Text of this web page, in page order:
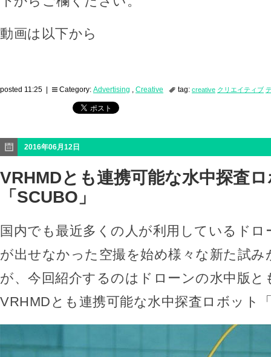
動画は以下から
posted 11:25 | Category: Advertising , Creative tag: creative クリエイティブ
2016年06月12日
VRHMDとも連携可能な水中探査
「SCUBO」
国内でも最近多くの人が利用しているドロ
が出せなかった空撮を始め様々な新た試
が、今回紹介するのはドローンの水中版と
VRHMDとも連携可能な水中探査ロボット